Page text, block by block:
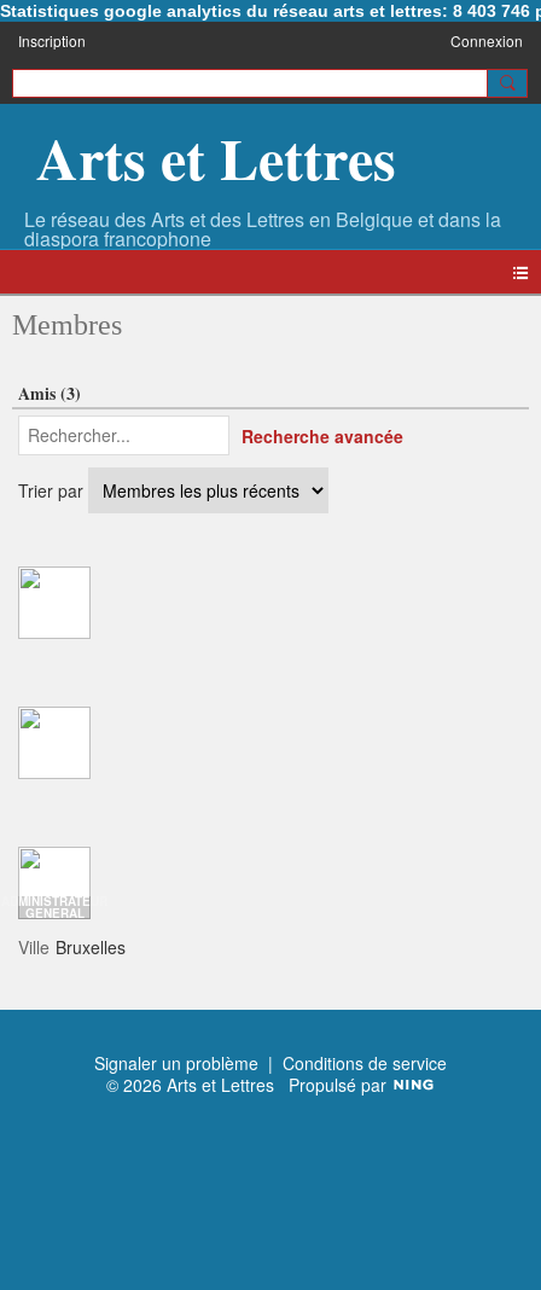
Statistiques google analytics du réseau arts et lettres: 8 403 746
Inscription Connexion
Arts et Lettres
Membres
Amis (3)
Trier par
Recherche avancée
ADMINISTRATEUR
GENERAL
Ville Bruxelles
Signaler un problème | Conditions de service
© 2026 Arts et Lettres Propulsé par